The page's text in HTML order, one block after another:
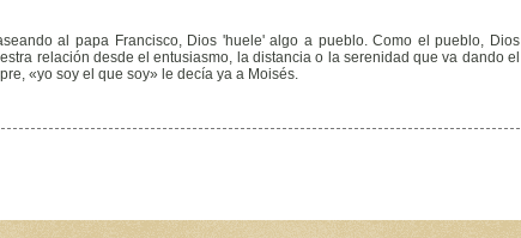
al papa Francisco, Dios 'huele' algo a pueblo. Como el pueblo, Dios
relación desde el entusiasmo, la distancia o la serenidad que va dando el
«yo soy el que soy» le decía ya a Moisés.